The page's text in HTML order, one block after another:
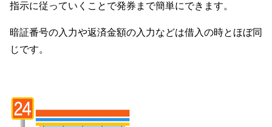
指示に従っていくことで発券まで簡単にできます。
暗証番号の入力や返済金額の入力などは借入の時とほぼ同
じです。